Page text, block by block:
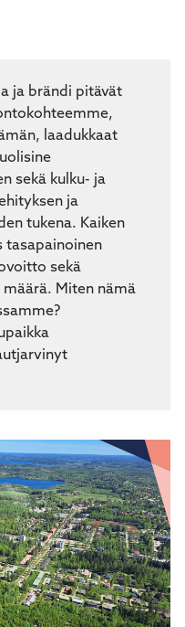
ja brändi pitävät
laadukkaat
sekä kulku- ja
ja
tukena. Kaiken
tasapainoinen
sekä
Miten nämä